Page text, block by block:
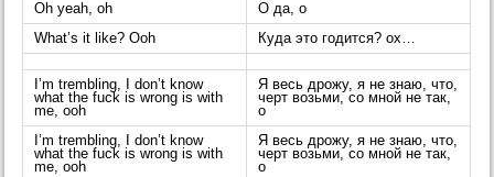
Oh yeah, oh
О да, о
What’s it like? Ooh
Куда это годится? ох…
I’m trembling, I don’t know
what the fuck is wrong is with
me, ooh
Я весь дрожу, я не знаю, что,
черт возьми, со мной не так,
о
I’m trembling, I don’t know
what the fuck is wrong is with
me, ooh
Я весь дрожу, я не знаю, что,
черт возьми, со мной не так,
о